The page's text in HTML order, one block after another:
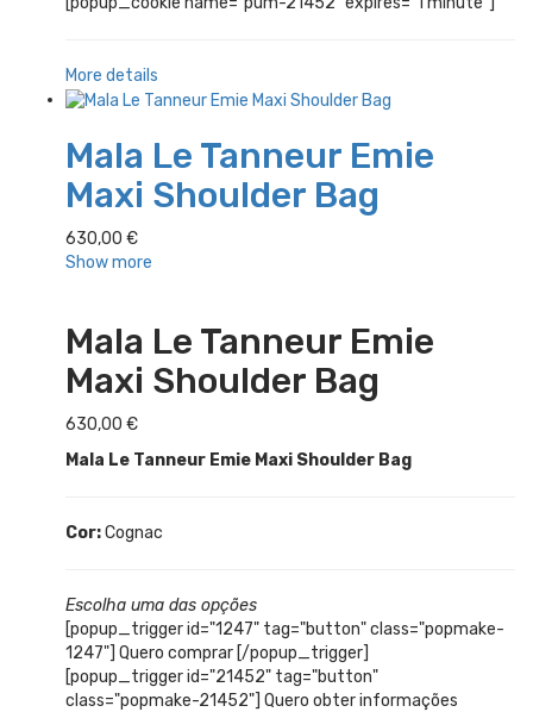
More details
Mala Le Tanneur Emie
Maxi Shoulder Bag
630,00 €
Show more
Mala Le Tanneur Emie
Maxi Shoulder Bag
630,00 €
Mala Le Tanneur Emie Maxi Shoulder Bag
Cor:Cognac
Escolha uma das opções
[popup_trigger id="1247" tag="button" class="popmake-
1247"] Quero comprar [/popup_trigger]
[popup_trigger id="21452" tag="button"
class="popmake-21452"] Quero obter informações